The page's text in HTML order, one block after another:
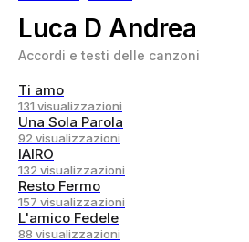
Luca D Andrea
Accordi e testi delle canzoni
Ti amo
131 visualizzazioni
Una Sola Parola
92 visualizzazioni
IAIRO
132 visualizzazioni
Resto Fermo
157 visualizzazioni
L'amico Fedele
88 visualizzazioni